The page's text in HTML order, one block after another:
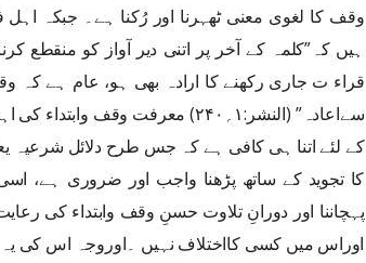
وقف کا لغوی معنی ٹھہرنا اور رُکنا ہے۔ جبکہ
ہیں کہ”کلمہ کے آخر پر اتنی دیر آواز کو منقطع
قراء ت جاری رکھنے کا ارادہ بھی ہو، عام ہے کہ
سےاعادہ” (النشر:۱؍۲۴۰) معرفت
کے لئے اتنا ہی کافی ہے کہ جس طرح دلائل شرعیہ
کا تجوید کے ساتھ پڑھنا واجب اور ضروری ہے،
پہچاننا اور دورانِ تلاوت حسنِ وقف وابتداء کی
اوراس میں کسی کااختلاف نہیں ۔اوروجہ اس کی